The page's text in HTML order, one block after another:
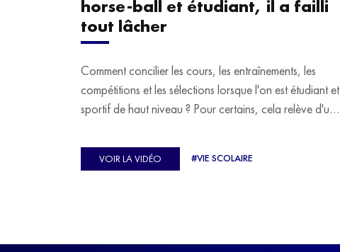
horse-ball et étudiant, il a failli
tout lâcher
Comment concilier les cours, les entraînements, les
compétitions et les sélections lorsque l'on est étudiant et
sportif de haut niveau ? Pour certains, cela relève d'un
Ulysse Soriano, vice-champion d'Europe de Horse-
ball, qui a failli abandonner ses études avant de
VOIR LA VIDÉO #VIE SCOLAIRE